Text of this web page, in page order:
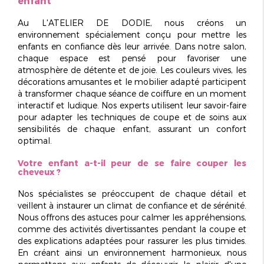
Au L'ATELIER DE DODIE, nous créons un
environnement spécialement conçu pour mettre les
enfants en confiance dès leur arrivée. Dans notre salon,
chaque espace est pensé pour favoriser une
atmosphère de détente et de joie. Les couleurs vives, les
décorations amusantes et le mobilier adapté participent
à transformer chaque séance de coiffure en un moment
interactif et ludique. Nos experts utilisent leur savoir-faire
pour adapter les techniques de coupe et de soins aux
sensibilités de chaque enfant, assurant un confort
optimal.
Votre enfant a-t-il peur de se faire couper les
cheveux ?
Nos spécialistes se préoccupent de chaque détail et
veillent à instaurer un climat de confiance et de sérénité
Nous offrons des astuces pour calmer les appréhensions,
comme des activités divertissantes pendant la coupe et
des explications adaptées pour rassurer les plus timides.
En créant ainsi un environnement harmonieux, nous